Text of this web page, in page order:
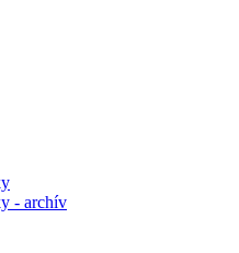
- archív